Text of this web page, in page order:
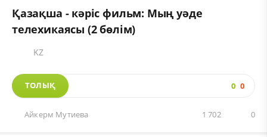
Қазақша - кәріс фильм: Мың уәде
телехикаясы (2 бөлім)
KZ
ТОЛЫҚ 0 0
Айкерм Мутиева 0
1 702